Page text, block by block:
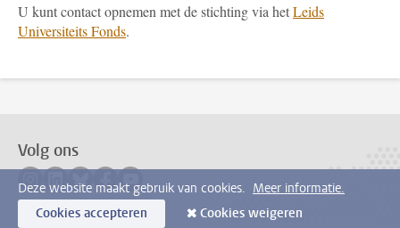
U kunt contact opnemen met de stichting via hetLeids
Universiteits Fonds.
Volg ons
Volg ons op instagram
Volg ons op linkedin
Volg ons op bluesky
Volg ons op facebook
Volg ons op youtube
Deze website maakt gebruik van cookies. Meer informatie.
Cookies accepteren
Cookies weigeren